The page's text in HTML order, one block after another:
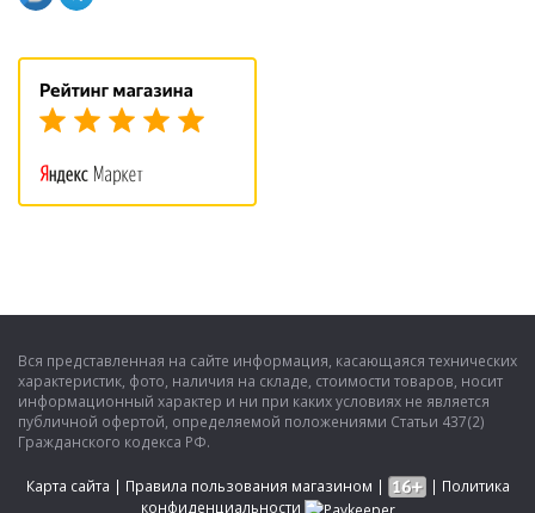
Вся представленная на сайте информация, касающаяся технических
характеристик, фото, наличия на складе, стоимости товаров, носит
информационный характер и ни при каких условиях не является
публичной офертой, определяемой положениями Статьи 437(2)
Гражданского кодекса РФ.
Карта сайта | Правила пользования магазином | | Политика
конфиденциальности